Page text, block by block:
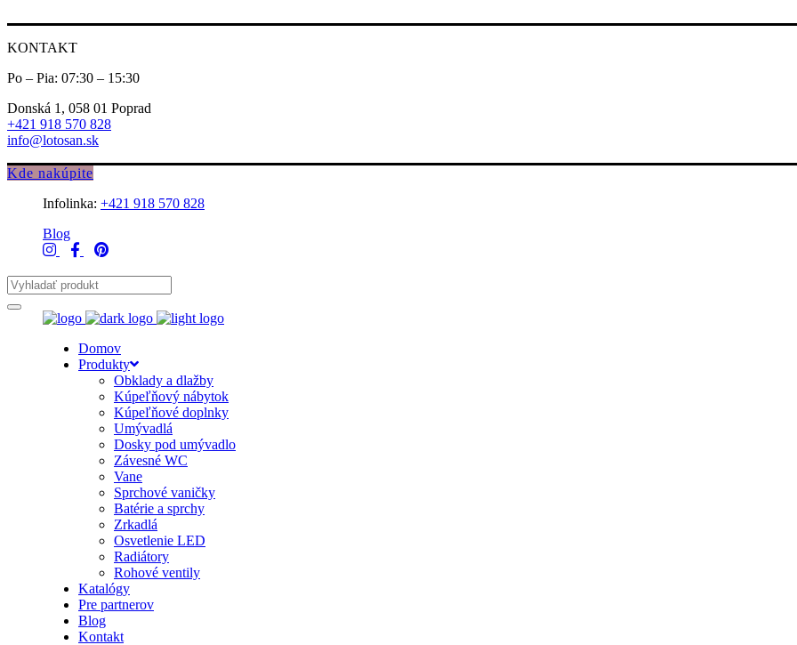
KONTAKT
Po – Pia: 07:30 – 15:30
Donská 1, 058 01 Poprad
+421 918 570 828
info@lotosan.sk
Kde nakúpite
Infolinka: +421 918 570 828
Blog
Domov
Produkty
Obklady a dlažby
Kúpeľňový nábytok
Kúpeľňové doplnky
Umývadlá
Dosky pod umývadlo
Závesné WC
Vane
Sprchové vaničky
Batérie a sprchy
Zrkadlá
Osvetlenie LED
Radiátory
Rohové ventily
Katalógy
Pre partnerov
Blog
Kontakt